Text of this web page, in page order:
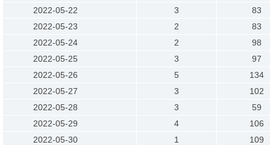
2022-05-22
3
83
2022-05-23
2
83
2022-05-24
2
98
2022-05-25
3
97
2022-05-26
5
134
2022-05-27
3
102
2022-05-28
3
59
2022-05-29
4
106
2022-05-30
1
109